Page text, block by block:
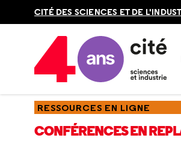
CITÉ DES SCIENCES ET DE
Accueil Ressources
RESSOURCES EN LIGNE
CONFÉRENCES EN